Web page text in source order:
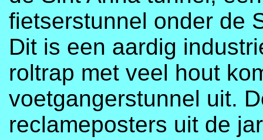
fietserstunnel onder de
Dit is een aardig
roltrap met veel hout
voetgangerstunnel uit.
reclameposters uit de